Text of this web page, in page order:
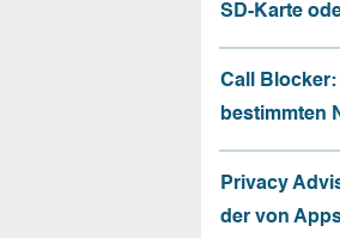
SD-Karte
Call
bestimmten
Privacy
der von